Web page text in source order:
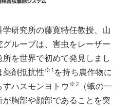
研究所の藤寛特任教授、山
ループは、害虫をレーザー
を世界で初めて発見しまし
薬剤抵抗性※1 を持ち農作物に
ハスモンヨトウ ※2 （蛾の一
胸部や顔部であることを突